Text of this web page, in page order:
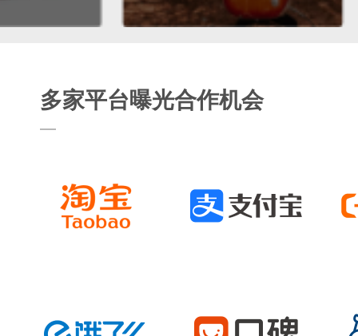
多家平台曝光合作机会